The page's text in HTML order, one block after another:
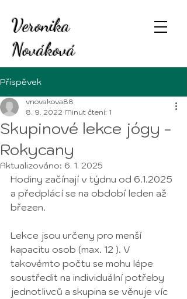
Veronika
Nováková
Příspěvek
Skupinové lekce jógy -
Rokycany
vnovakova88
8. 9. 2022 Minut čtení: 1
Aktualizováno: 6. 1. 2025
Hodiny začínají v týdnu od 6.1.2025
a předplácí se na období leden až
březen.
Lekce jsou určeny pro menší
kapacitu osob (max. 12 ). V
takovémto počtu se mohu lépe
soustředit na individuální potřeby
jednotlivců a skupina se věnuje víc